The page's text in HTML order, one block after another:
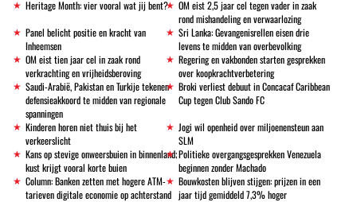
Heritage Month: vier vooral wat jij bent?
OM eist 2,5 jaar cel tegen vader in zaak
rond mishandeling en verwaarlozing
Panel belicht positie en kracht van
Inheemsen
Sri Lanka: Gevangenisrellen eisen drie
levens te midden van overbevolking
OM eist tien jaar cel in zaak rond
verkrachting en vrijheidsberoving
Regering en vakbonden starten gesprekken
over koopkrachtverbetering
Saudi-Arabië, Pakistan en Turkije tekenen
defensieakkoord te midden van regionale
spanningen
Broki verliest debuut in Concacaf Caribbean
Cup tegen Club Sando FC
Kinderen horen niet thuis bij het
verkeerslicht
Jogi wil openheid over miljoenensteun aan
SLM
Kans op stevige onweersbuien in binnenland;
kust krijgt vooral korte buien
Politieke overgangsgesprekken Venezuela
beginnen zonder Machado
Column: Banken zetten met hogere ATM-
tarieven digitale economie op achterstand
Bouwkosten blijven stijgen: prijzen in een
jaar tijd gemiddeld 7,3% hoger